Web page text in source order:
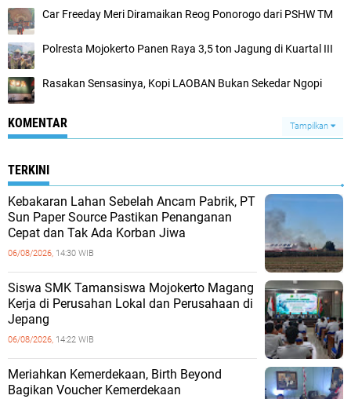
Car Freeday Meri Diramaikan Reog Ponorogo dari PSHW TM
Polresta Mojokerto Panen Raya 3,5 ton Jagung di Kuartal III
Rasakan Sensasinya, Kopi LAOBAN Bukan Sekedar Ngopi
KOMENTAR Tampilkan
TERKINI
Kebakaran Lahan Sebelah Ancam Pabrik, PT
Sun Paper Source Pastikan Penanganan
Cepat dan Tak Ada Korban Jiwa
06/08/2026, 14:30 WIB
Siswa SMK Tamansiswa Mojokerto Magang
Kerja di Perusahan Lokal dan Perusahaan di
Jepang
06/08/2026, 14:22 WIB
Meriahkan Kemerdekaan, Birth Beyond
Bagikan Voucher Kemerdekaan